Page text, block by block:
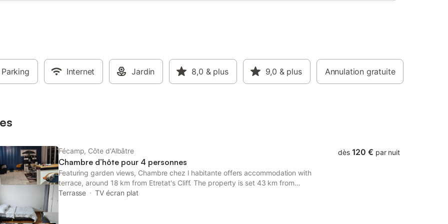
Parking Internet Jardin 8,0 & plus 9,0 & plus Annulation gratuite
Fécamp, Côte d'Albâtre
Chambre d’hôte pour 4 personnes
Featuring garden views, Chambre chez l habitante offers accommodation with
terrace, around 18 km from Etretat's Cliff. The property is set 43 km from
Saint-Michel's Church, 43 km from Perret Model Appartment and 44 km from
Terrasse TV écran plat
dès 120 € par nuit